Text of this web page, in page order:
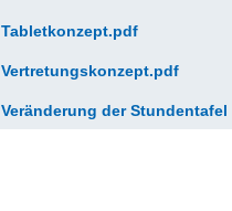
Tabletkonzept.pdf
Vertretungskonzept.pdf
Veränderung der Stundentafel